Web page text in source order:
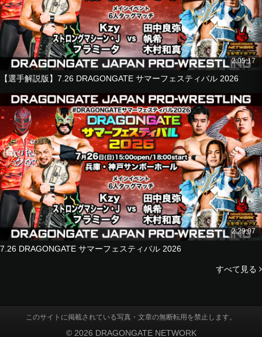
2:05:17
【選手解説版】7.26 DRAGONGATE サマーフェスティバル 2026
2:29:07
7.26 DRAGONGATE サマーフェスティバル 2026
すべて見る
このサイトに掲載されている写真・文章の無断転用を禁止します。
© 2026 DRAGONGATE NETWORK